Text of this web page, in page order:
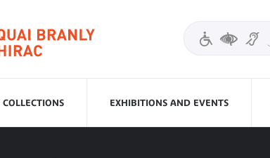
COLLECTIONS EXHIBITIONS AND EVENTS